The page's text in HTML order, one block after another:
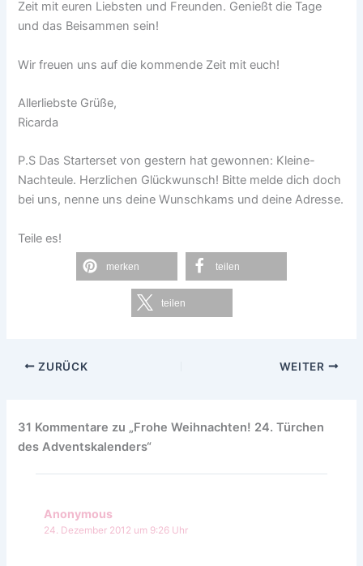
Zeit mit euren Liebsten und Freunden. Genießt die Tage
und das Beisammen sein!
Wir freuen uns auf die kommende Zeit mit euch!
Allerliebste Grüße,
Ricarda
P.S Das Starterset von gestern hat gewonnen: Kleine-
Nachteule. Herzlichen Glückwunsch! Bitte melde dich doch
bei uns, nenne uns deine Wunschkams und deine Adresse.
Teile es!
merken teilen
teilen
ZURÜCK WEITER
31 Kommentare zu „Frohe Weihnachten! 24. Türchen
des Adventskalenders“
Anonymous
24. Dezember 2012 um 9:26 Uhr